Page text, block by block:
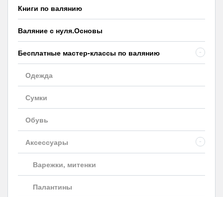
Книги по валянию
Валяние с нуля.Основы
Бесплатные мастер-классы по валянию -
Одежда
Сумки
Обувь
Аксессуары -
Варежки, митенки
Палантины